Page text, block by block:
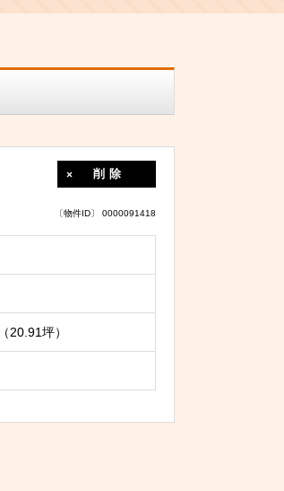
削除
〔物件ID〕 0000091418
（20.91坪）